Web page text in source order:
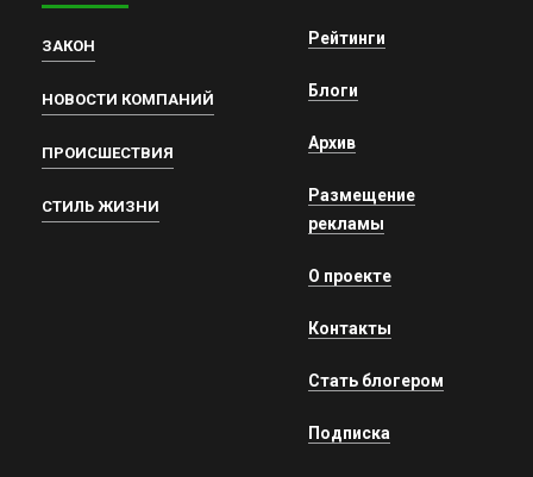
ЗАКОН
НОВОСТИ КОМПАНИЙ
ПРОИСШЕСТВИЯ
СТИЛЬ ЖИЗНИ
Рейтинги
Блоги
Архив
Размещение
рекламы
О проекте
Контакты
Стать блогером
Подписка